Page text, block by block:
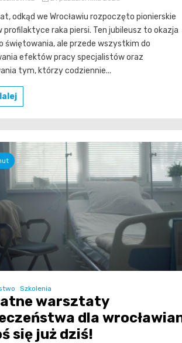
odkąd we Wrocławiu rozpoczęto pionierskie
profilaktyce raka piersi. Ten jubileusz to okazja
świętowania, ale przede wszystkim do
efektów pracy specjalistów oraz
tym, którzy codziennie...
Szkolenia
warsztaty
dla
się już dziś!